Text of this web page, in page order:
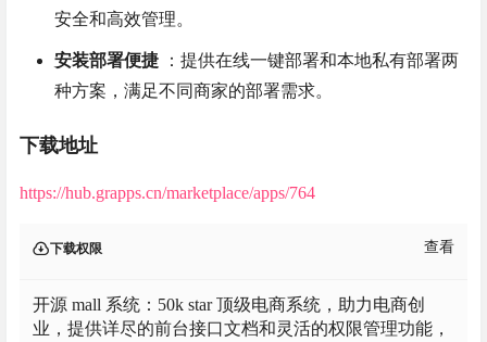
安全和高效管理。
安装部署便捷 ：提供在线一键部署和本地私有部署两
种方案，满足不同商家的部署需求。
下载地址
https://hub.grapps.cn/marketplace/apps/764
下载权限 查看
开源 mall 系统：50k star 顶级电商系统，助力电商创
业，提供详尽的前台接口文档和灵活的权限管理功能，